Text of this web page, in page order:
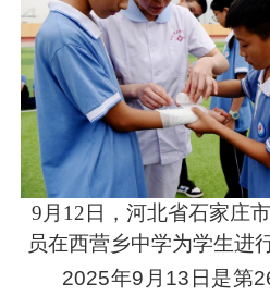
9月12日，河北省石家庄
员在西营乡中学为学生进
2025年9月13日是第